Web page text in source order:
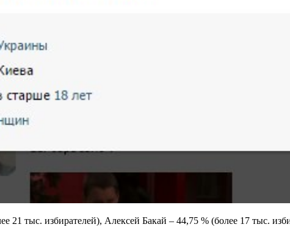
21 тыс. избирателей), Алексей Бакай – 44,75 % (более 17 тыс.